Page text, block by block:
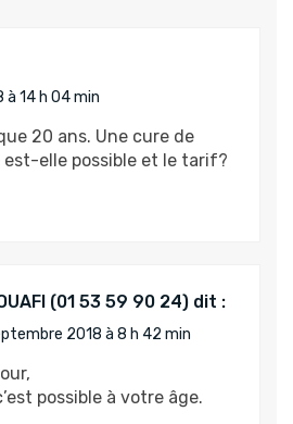
14 h 04 min
20 ans. Une cure de
est-elle possible et le tarif?
dit :
2018 à 8 h 42 min
possible à votre âge.